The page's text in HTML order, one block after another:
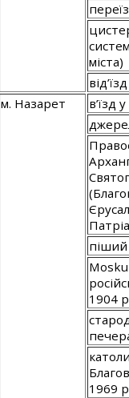
міста)
від’їзд
м. Назарет
в’їзд
піший
1904
1969